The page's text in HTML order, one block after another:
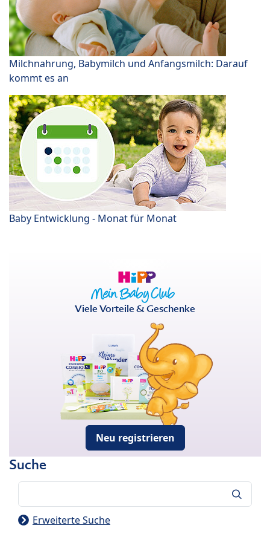
Milchnahrung, Babymilch und Anfangsmilch: Darauf
kommt es an
Baby Entwicklung - Monat für Monat
Viele Vorteile & Geschenke
Neu registrieren
Suche
Erweiterte Suche